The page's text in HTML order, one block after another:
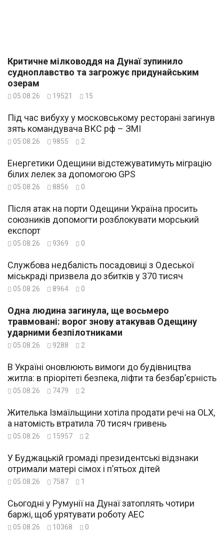
Критичне мілководдя на Дунаї зупинило
судноплавство та загрожує придунайським
озерам
05.08.26 19521 15
Під час вибуху у московському ресторані загинув
зять командувача ВКС рф – ЗМІ
05.08.26 9855 2
Енергетики Одещини відстежуватимуть міграцію
білих лелек за допомогою GPS
05.08.26 8856 0
Після атак на порти Одещини Україна просить
союзників допомогти розблокувати морський
експорт
05.08.26 9369 0
Службова недбалість посадовиці з Одеської
міськраді призвела до збитків у 370 тисяч
05.08.26 8964 0
Одна людина загинула, ще восьмеро
травмовані: ворог знову атакував Одещину
ударними безпілотниками
05.08.26 9288 2
В Україні оновлюють вимоги до будівництва
житла: в пріорітеті безпека, ліфти та безбар’єрність
05.08.26 7479 2
Жителька Ізмаїльщини хотіла продати речі на OLX,
а натомість втратила 70 тисяч гривень
05.08.26 15957 2
У Буджацькій громаді президентські відзнаки
отримали матері сімох і п’ятьох дітей
05.08.26 7587 1
Сьогодні у Румунії на Дунаї затоплять чотири
баржі, щоб урятувати роботу АЕС
05.08.26 10368 0